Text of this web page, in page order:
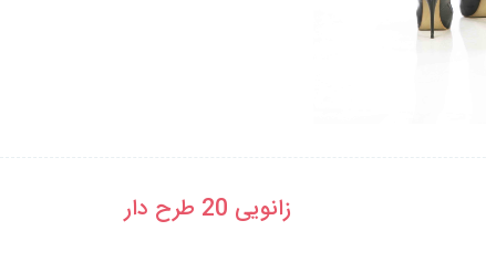
زانویی 20 طرح دار